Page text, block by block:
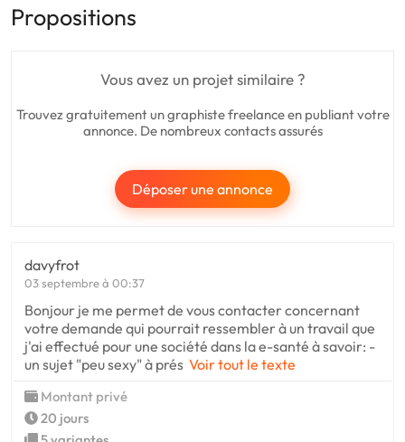
Propositions
Vous avez un projet similaire ?
Trouvez gratuitement un graphiste freelance en publiant votre
annonce. De nombreux contacts assurés
Déposer une annonce
davyfrot
03 septembre à 00:37
Bonjour je me permet de vous contacter concernant
votre demande qui pourrait ressembler à un travail que
j'ai effectué pour une société dans la e-santé à savoir: -
un sujet "peu sexy" à prés Voir tout le texte
Montant privé
20 jours